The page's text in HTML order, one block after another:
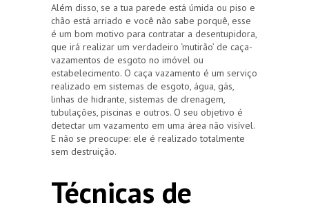
Além disso, se a tua parede está úmida ou piso e
chão está arriado e você não sabe porquê, esse
é um bom motivo para contratar a desentupidora,
que irá realizar um verdadeiro ‘mutirão’ de caça-
vazamentos de esgoto no imóvel ou
estabelecimento. O caça vazamento é um serviço
realizado em sistemas de esgoto, água, gás,
linhas de hidrante, sistemas de drenagem,
tubulações, piscinas e outros. O seu objetivo é
detectar um vazamento em uma área não visível.
E não se preocupe: ele é realizado totalmente
sem destruição.
Técnicas de